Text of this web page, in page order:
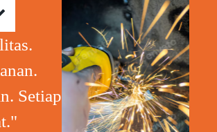
Setiap